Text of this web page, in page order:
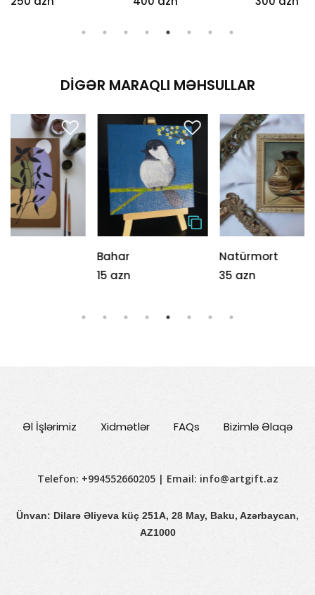
DIGƏR MARAQLI MƏHSULLAR
Shaman
Əl İşlərimiz Xidmətlər FAQs Bizimlə Əlaqə
Telefon: +994552660205 | Email: info@artgift.az
Ünvan: Dilarə Əliyeva küç 251A, 28 May, Baku, Azərbaycan,
AZ1000